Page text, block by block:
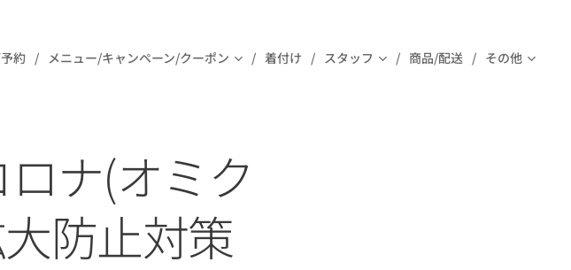
約 メニュー/キャンペーン/クーポン 着付け スタッフ 商品/配送 その他
ナ(オミク
防止対策